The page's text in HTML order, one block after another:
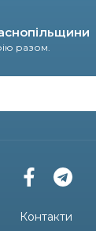
та творчість:
39-
розширено
радіо «Армія FM»
разом.
Контакти